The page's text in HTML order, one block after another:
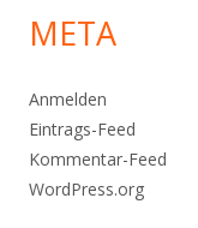
META
Anmelden
Eintrags-Feed
Kommentar-Feed
WordPress.org